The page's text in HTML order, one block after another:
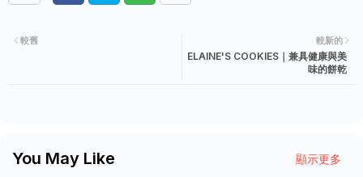
較新的
ELAINE'S COOKIES｜兼具健康與美
味的餅乾
較舊
You May Like 顯示更多